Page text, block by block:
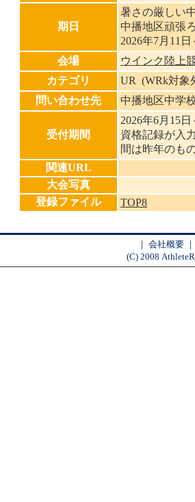
期日
暑さの厳しい
中播地区頑張
2026年7月11日
会場
ウインク陸上
カテゴリ
UR (WRk対象
問い合わせ先
中播地区中学
受付期間
2026年6月15日
資格記録が入
間は昨年のも
関連URL
大会写真
登録ファイル
TOP8
｜ 会社概要
(C) 2008